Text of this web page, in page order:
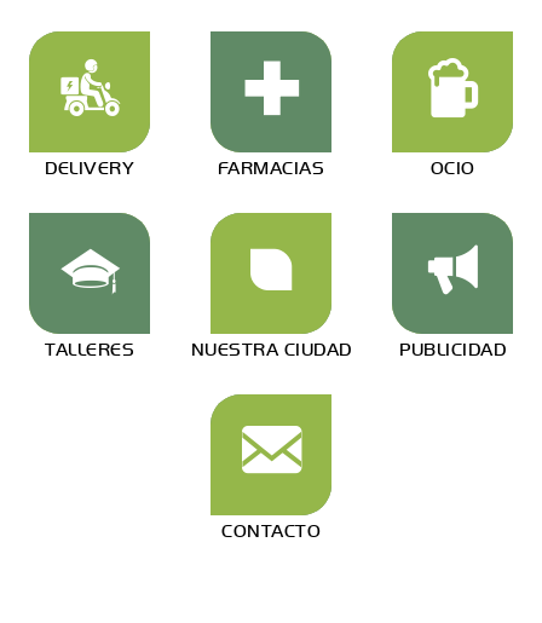
DELIVERY FARMACIAS OCIO
TALLERES NUESTRA CIUDAD PUBLICIDAD
CONTACTO